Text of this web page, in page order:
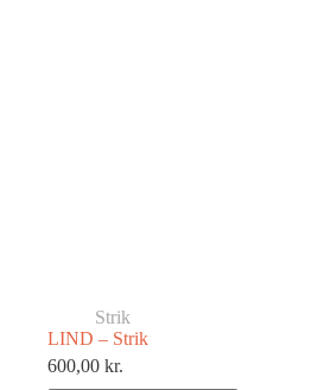
Strik
LIND – Strik
600,00 kr.